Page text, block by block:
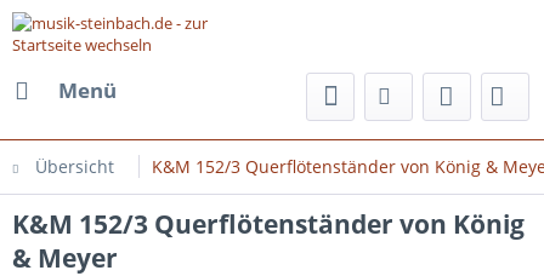
Menü
Übersicht K&M 152/3 Querflötenständer von König &
K&M 152/3 Querflötenständer von König
& Meyer